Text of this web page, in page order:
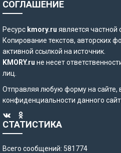
СОГЛАШЕНИЕ
Ресурс kmory.ru является частной
Копирование текстов, авторских
активной ссылкой на источник.
KMORY.ru не несет
лиц.
Отправляя любую форму на сайте,
конфиденциальности данного
СТАТИСТИКА
Всего сообщений: 581774